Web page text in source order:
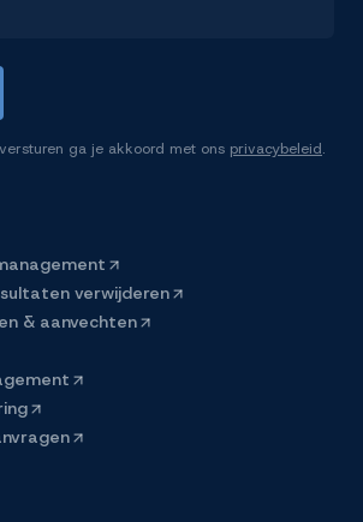
ga je akkoord met ons privacybeleid.
verwijderen
& aanvechten